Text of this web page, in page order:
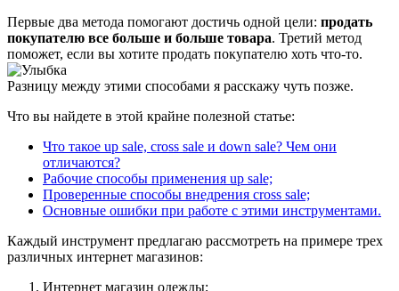
Первые два метода помогают достичь одной цели: продать
покупателю все больше и больше товара. Третий метод
поможет, если вы хотите продать покупателю хоть что-то.
Разницу между этими способами я расскажу чуть позже.
Что вы найдете в этой крайне полезной статье:
Что такое up sale, cross sale и down sale? Чем они
отличаются?
Рабочие способы применения up sale;
Проверенные способы внедрения cross sale;
Основные ошибки при работе с этими инструментами.
Каждый инструмент предлагаю рассмотреть на примере трех
различных интернет магазинов:
Интернет магазин одежды;